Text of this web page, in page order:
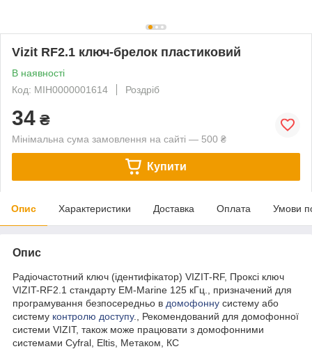
Vizit RF2.1 ключ-брелок пластиковий
В наявності
Код: MIH0000001614
Роздріб
34 ₴
Мінімальна сума замовлення на сайті — 500 ₴
Купити
Опис Характеристики Доставка Оплата Умови
Опис
Радіочастотний ключ (ідентифікатор) VIZIT-RF, Проксі ключ
VIZIT-RF2.1 стандарту EM-Marine 125 кГц., призначений для
програмування безпосередньо в домофонну систему або
систему контролю доступу., Рекомендований для домофонної
системи VIZIT, також може працювати з домофонними
системами Cyfral, Eltis, Метаком, КС